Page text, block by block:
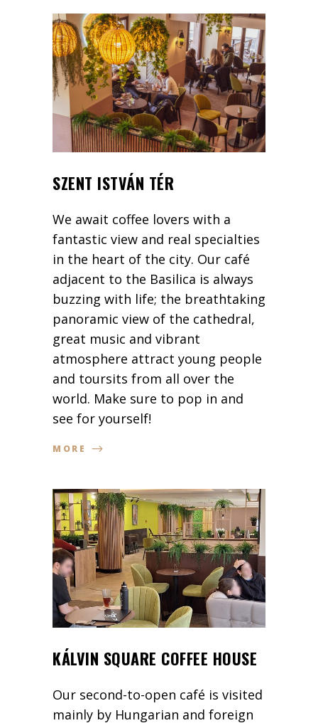
SZENT ISTVÁN TÉR
We await coffee lovers with a
fantastic view and real specialties
in the heart of the city. Our café
adjacent to the Basilica is always
buzzing with life; the breathtaking
panoramic view of the cathedral,
great music and vibrant
atmosphere attract young people
and toursits from all over the
world. Make sure to pop in and
see for yourself!
MORE
KÁLVIN SQUARE COFFEE HOUSE
Our second-to-open café is visited
mainly by Hungarian and foreign